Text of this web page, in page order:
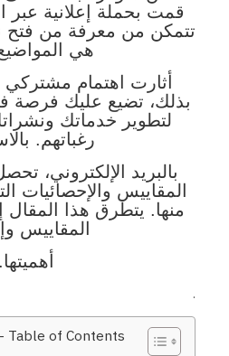
قمت بحملة إعلانية عبر
تتمكن من معرفة من فتح
هي
أثارت اهتمام مشتركي
بذلك، تضيع عليك
لتطوير خدماتك
رغباتهم.
بالبريد الإلكتروني،
المقاييس والإحصائيات
منها. يتطرق هذا
المقاييس
أهميتها.
.
Table of Contents - جدول المحتوى